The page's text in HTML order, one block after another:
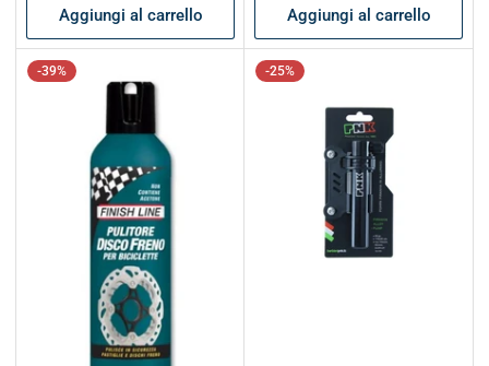
Aggiungi al carrello Aggiungi al carrello
-39% -25%